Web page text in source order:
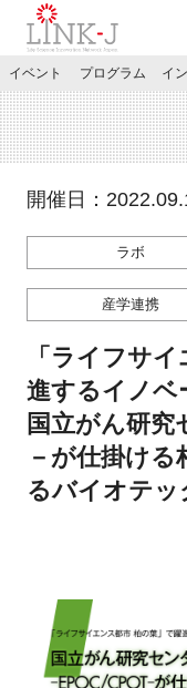
特別会員専用メニュー
お問い合わせ
マイページ
イベント
プログラム
イベント プログラム イ
開催日：
ラボ
産学連携
「ライフサ
進するイノ
国立がん研究
－が仕掛け
るバイオテッ